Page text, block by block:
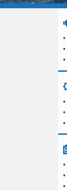
▪
▪
▪
▪
▪
▪
▪
▪
▪